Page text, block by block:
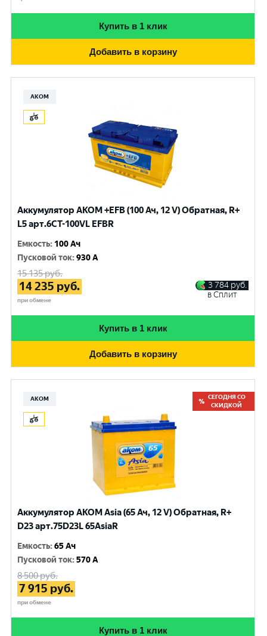
Купить в 1 клик
Добавить в корзину
АКОМ
Аккумулятор AKOM +EFB (100 Ач, 12 V) Обратная, R+
L5 арт.6СТ-100VL EFBR
Емкость: 100 Ач
Пусковой ток:930 A
15 135руб.
14 235 руб.
при обмене
3 784 руб.
в Сплит
Купить в 1 клик
Добавить в корзину
АКОМ
СЕГОДНЯ СО
СКИДКОЙ
Аккумулятор AKOM Asia (65 Ач, 12 V) Обратная, R+
D23 арт.75D23L 65AsiaR
Емкость:65 Ач
Пусковой ток:570 A
8 500руб.
7 915 руб.
при обмене
Купить в 1 клик